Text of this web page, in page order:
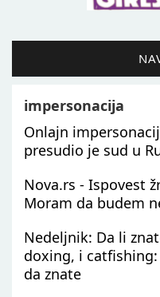
impersonacija
Onlajn
presudio je sud u
Nova.rs - Ispovest
Moram da budem
Nedeljnik: Da li
doxing, i
da znate